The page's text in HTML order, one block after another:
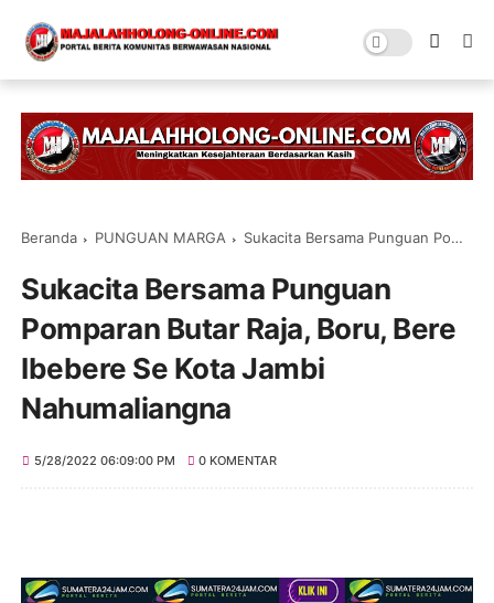
Beranda PUNGUAN MARGA Sukacita Bersama Punguan Pomparan Butar Raja, Boru, Bere Ibebere Se Kota Jambi Nahumaliangna
Sukacita Bersama Punguan
Pomparan Butar Raja, Boru, Bere
Ibebere Se Kota Jambi
Nahumaliangna
5/28/2022 06:09:00 PM 0 KOMENTAR